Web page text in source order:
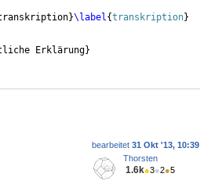
}\label{transkription}
Erklärung}
bearbeitet 31 Okt '13, 10:39
Thorsten
1.6k●3●2●5